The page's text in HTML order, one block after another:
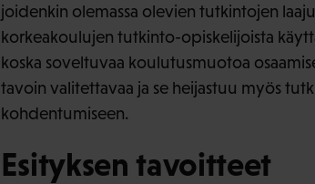
joidenkin olemassa olevien tutkintojen
korkeakoulujen tutkinto-opiskelijoista
koska soveltuvaa koulutusmuotoa
tavoin valitettavaa ja se heijastuu myös
kohdentumiseen.
Esityksen tavoitteet